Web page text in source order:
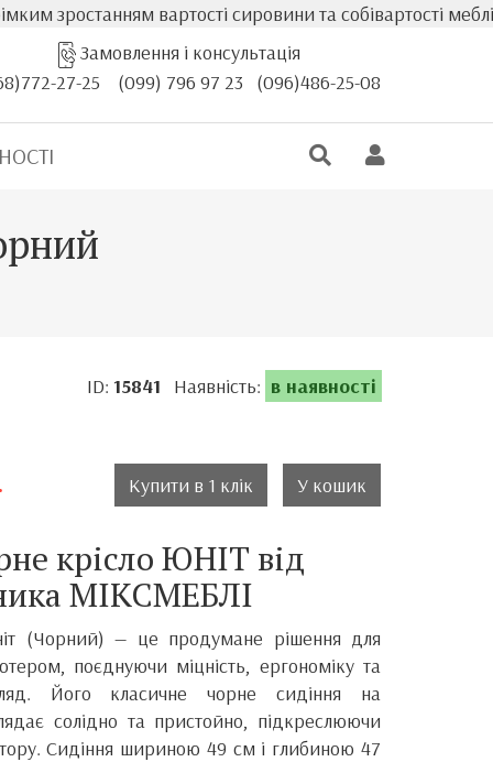
вартості сировини та собівартості меблів,
Замовлення і консультація
27-25
(099) 796 97 23 (096)486-25-08
ID: 15841 Наявність: в наявності
Купити в 1 клік У кошик
крісло ЮНІТ від
МІКСМЕБЛІ
(Чорний) — це продумане рішення для
поєднуючи міцність, ергономіку та
Його класичне чорне сидіння на
солідно та пристойно, підкреслюючи
Сидіння шириною 49 см і глибиною 47